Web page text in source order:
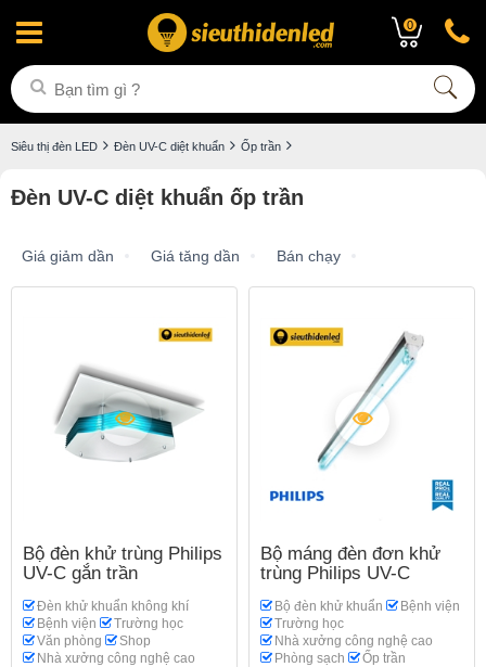
0
Siêu thị đèn LED Đèn UV-C diệt khuẩn Ốp trần
Đèn UV-C diệt khuẩn ốp trần
Giá giảm dần Giá tăng dần Bán chạy
Bộ đèn khử trùng Philips
UV-C gắn trần
Đèn khử khuẩn không khí
Bệnh viện
Trường học
Văn phòng
Shop
Nhà xưởng công nghệ cao
Bộ máng đèn đơn khử
trùng Philips UV-C
Bộ đèn khử khuẩn
Bệnh viện
Trường học
Nhà xưởng công nghệ cao
Phòng sạch
Ốp trần